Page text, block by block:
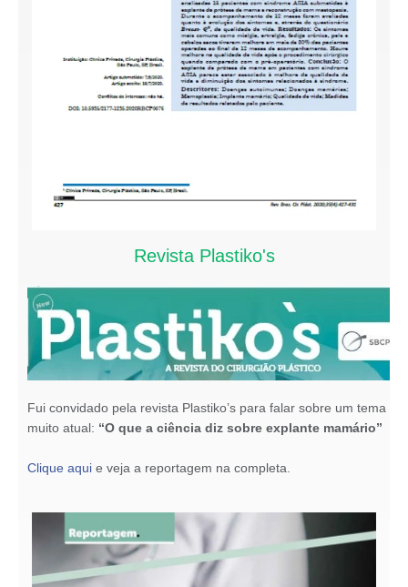
Revista Plastiko's
Fui convidado pela revista Plastiko’s para falar sobre um tema
muito atual: “O que a ciência diz sobre explante mamário”
Clique aqui e veja a reportagem na completa.